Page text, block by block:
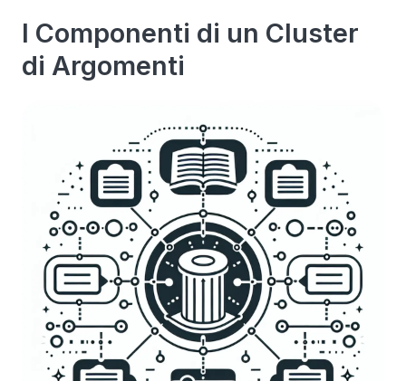
I Componenti di un Cluster
di Argomenti